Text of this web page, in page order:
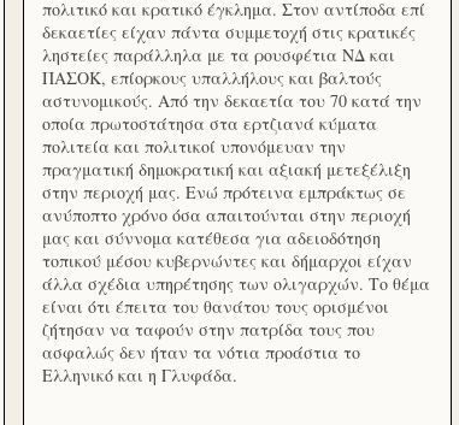
πολιτικό και κρατικό έγκλημα. Στον αντίποδα επί
δεκαετίες είχαν πάντα συμμετοχή στις κρατικές
ληστείες παράλληλα με τα ρουσφέτια ΝΔ και
ΠΑΣΟΚ, επίορκους υπαλλήλους και βαλτούς
αστυνομικούς. Από την δεκαετία του 70 κατά την
οποία πρωτοστάτησα στα ερτζιανά κύματα
πολιτεία και πολιτικοί υπονόμευαν την
πραγματική δημοκρατική και αξιακή μετεξέλιξη
στην περιοχή μας. Ενώ πρότεινα εμπράκτως σε
ανύποπτο χρόνο όσα απαιτούνται στην περιοχή
μας και σύννομα κατέθεσα για αδειοδότηση
τοπικού μέσου κυβερνώντες και δήμαρχοι είχαν
άλλα σχέδια υπηρέτησης των ολιγαρχών. Το θέμα
είναι ότι έπειτα του θανάτου τους ορισμένοι
ζήτησαν να ταφούν στην πατρίδα τους που
ασφαλώς δεν ήταν τα νότια προάστια το
Ελληνικό και η Γλυφάδα.